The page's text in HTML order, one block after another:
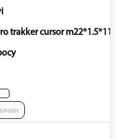
trakker cursor m22*1.5*119